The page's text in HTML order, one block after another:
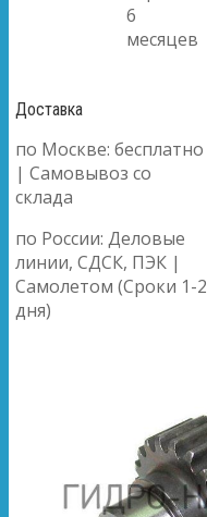
6
месяцев
Доставка
по Москве: бесплатно
| Самовывоз со
склада
по России: Деловые
линии, СДСК, ПЭК |
Самолетом (Сроки 1-2
дня)